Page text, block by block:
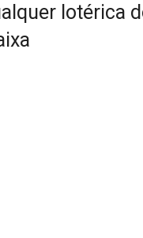
lotérica